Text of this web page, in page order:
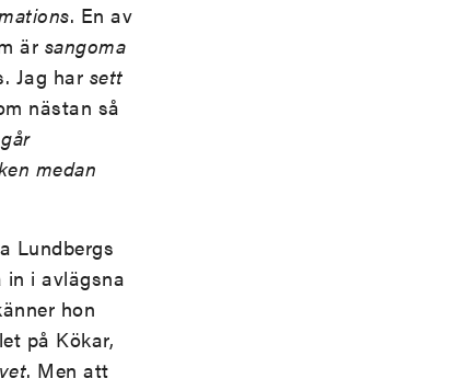
. En av
är sangoma
Jag har sett
nästan så
medan
Lundbergs
i avlägsna
hon
på Kökar,
. Men att